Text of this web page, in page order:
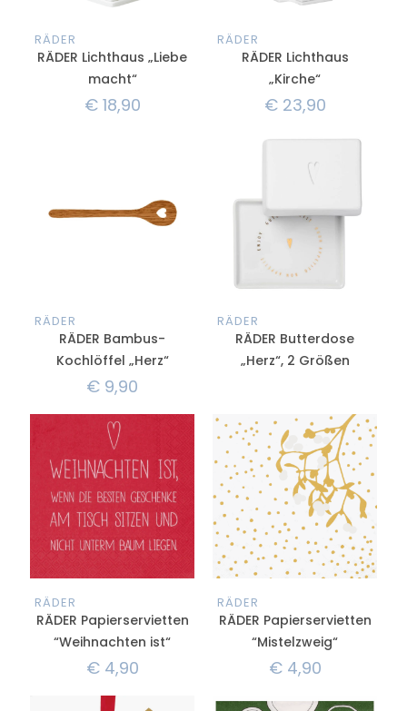
RÄDER
RÄDER Lichthaus „Liebe
macht“
€18,90
RÄDER
RÄDER Lichthaus
„Kirche“
€23,90
RÄDER
RÄDER Bambus-
Kochlöffel „Herz“
€ 9,90
RÄDER
RÄDER Butterdose
„Herz“, 2 Größen
RÄDER
RÄDER Papierservietten
“Weihnachten ist“
€4,90
RÄDER
RÄDER Papierservietten
“Mistelzweig“
€4,90